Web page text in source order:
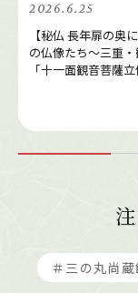
2026.6.25
【秘仏 長年扉の奥
の仏像たち～三重
「十一面観音菩薩
＃三の丸尚蔵